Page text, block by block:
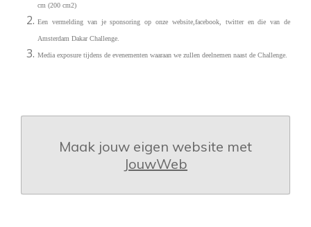
cm (200 cm2)
Een vermelding van je sponsoring op onze website,facebook, twitter en die van de
Amsterdam Dakar Challenge.
Media exposure tijdens de evenementen waaraan we zullen deelnemen naast de Challenge.
Maak jouw eigen website met
JouwWeb